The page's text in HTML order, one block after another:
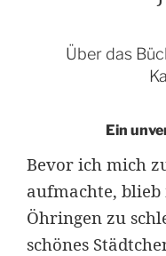
Über das
Ein
Bevor ich mich
aufmachte,
Öhringen zu
schönes